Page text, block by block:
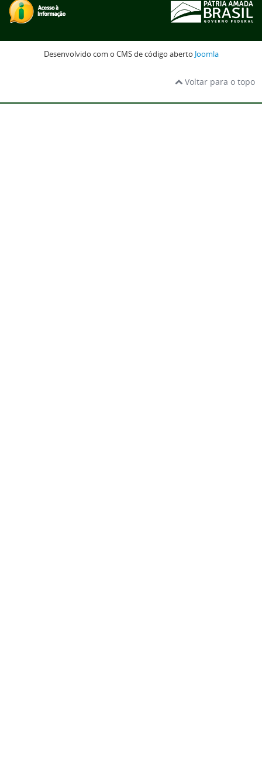
Desenvolvido com o CMS de código aberto Joomla
Voltar para o topo